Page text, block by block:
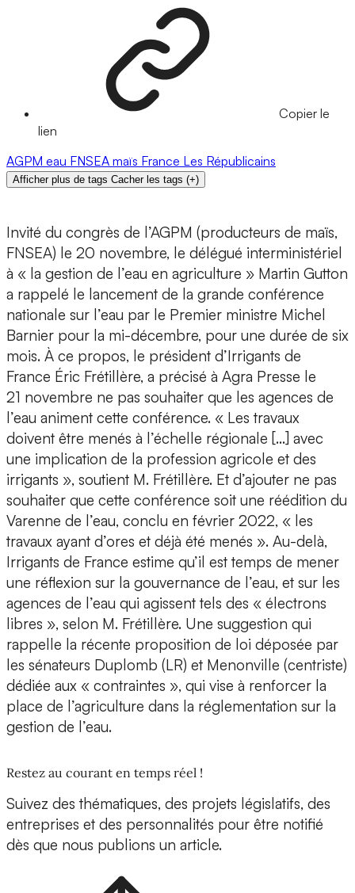
Copier le
lien
AGPM eau FNSEA maïs France Les Républicains
Afficher plus de tags Cacher les tags (+)
Invité du congrès de l’AGPM (producteurs de maïs,
FNSEA) le 20 novembre, le délégué interministériel
à « la gestion de l’eau en agriculture » Martin Gutton
a rappelé le lancement de la grande conférence
nationale sur l’eau par le Premier ministre Michel
Barnier pour la mi-décembre, pour une durée de six
mois. À ce propos, le président d’Irrigants de
France Éric Frétillère, a précisé à Agra Presse le
21 novembre ne pas souhaiter que les agences de
l’eau animent cette conférence. « Les travaux
doivent être menés à l’échelle régionale […] avec
une implication de la profession agricole et des
irrigants », soutient M. Frétillère. Et d’ajouter ne pas
souhaiter que cette conférence soit une réédition du
Varenne de l’eau, conclu en février 2022, « les
travaux ayant d’ores et déjà été menés ». Au-delà,
Irrigants de France estime qu’il est temps de mener
une réflexion sur la gouvernance de l’eau, et sur les
agences de l’eau qui agissent tels des « électrons
libres », selon M. Frétillère. Une suggestion qui
rappelle la récente proposition de loi déposée par
les sénateurs Duplomb (LR) et Menonville (centriste)
dédiée aux « contraintes », qui vise à renforcer la
place de l’agriculture dans la réglementation sur la
gestion de l’eau.
Restez au courant en temps réel !
Suivez des thématiques, des projets législatifs, des
entreprises et des personnalités pour être notifié
dès que nous publions un article.